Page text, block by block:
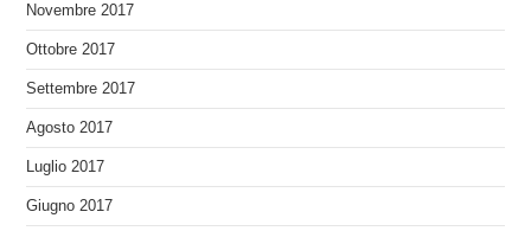
Novembre 2017
Ottobre 2017
Settembre 2017
Agosto 2017
Luglio 2017
Giugno 2017